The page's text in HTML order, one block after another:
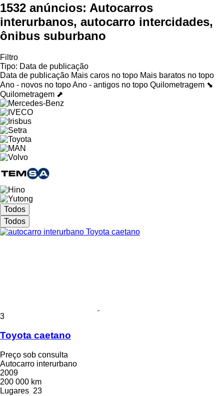
1532 anúncios: Autocarros
interurbanos, autocarro intercidades,
ônibus suburbano
Filtro
Tipo: Data de publicação
Data de publicação Mais caros no topo Mais baratos no topo
Ano - novos no topoAno - antigos no topo Quilometragem ⬊
Quilometragem ⬈
Todos
Todos
3
Toyota caetano
Preço sob consulta
Autocarro interurbano
2009
200 000 km
Lugares 23